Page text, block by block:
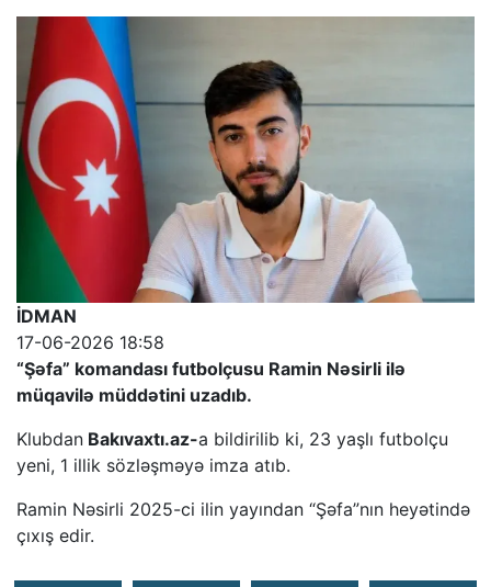
İDMAN
17-06-2026 18:58
“Şəfa” komandası futbolçusu Ramin Nəsirli ilə
müqavilə müddətini uzadıb.
Klubdan Bakıvaxtı.az-a bildirilib ki, 23 yaşlı futbolçu
yeni, 1 illik sözləşməyə imza atıb.
Ramin Nəsirli 2025-ci ilin yayından “Şəfa”nın heyətində
çıxış edir.